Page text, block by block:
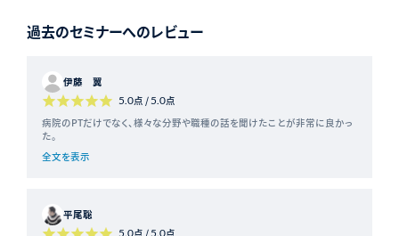
過去のセミナーへのレビュー
伊藤 翼
5.0点 / 5.0点
病院のPTだけでなく、様々な分野や職種の話を聞けたことが非常に良かっ
た。
全文を表示
平尾聡
5.0点 / 5.0点